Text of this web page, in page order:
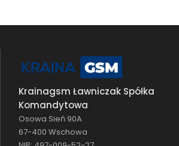
Krainagsm Ławniczak Spółka
Komandytowa
Osowa Sień 90A
67-400 Wschowa